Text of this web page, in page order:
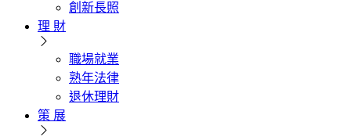
創新長照
理 財
職場就業
熟年法律
退休理財
策 展